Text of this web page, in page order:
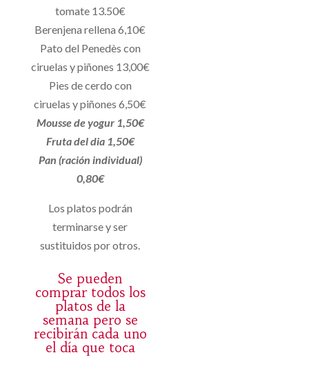
tomate 13.50€
Berenjena rellena 6,10€
Pato del Penedès con
ciruelas y piñones 13,00€
Pies de cerdo con
ciruelas y piñones 6,50€
Mousse de yogur 1,50€
Fruta del dia 1,50€
Pan (ración individual)
0,80€
Los platos podrán
terminarse y ser
sustituidos por otros.
Se pueden
comprar todos los
platos de la
semana pero se
recibirán cada uno
el día que toca